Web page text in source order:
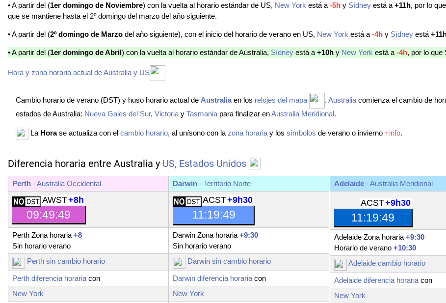
• A partir del (1er domingo de Noviembre) con la vuelta al horario estándar de US, New York está a -5h y Sídney está a +11h, por lo
que se mantiene hasta el 2º domingo del marzo del año siguiente.
• A partir del (2º domingo de Marzo del año siguiente), con el inicio del horario de verano en US, New York está a -4h y Sídney está
• A partir del (1er domingo de Abril) con la vuelta al horario estándar de Australia, Sídney está a +10h y New York está a -4h, por lo que
Hora y zona horaria actual de Australia y US
Cambio horario de verano (DST) y huso horario actual de Australiaen los relojes del mapa . Australia comienza el cambio de
estados de Australia: Nueva Gales del Sur, Victoria y Tasmania para finalizar enAustralia Meridional.
La Horase actualiza con el cambio horario, al unísono con la zona horaria y los símbolos de verano o invierno +info.
Diferencia horaria entre Australia y US, Estados Unidos
Perth -Australia Occidental Darwin - Territorio Norte
AWST+8h
09:49:50
ACST+9h30
11:19:50
Perth Zona horaria +8
Sin horario verano
Darwin Zona horaria +9:30
Sin horario verano
Perth sin cambio horario
Darwin sin cambio horario
Perth diferencia horaria con Darwin diferencia horaria con
New York
New York
Adelaide-Australia Meridional
ACST+9h30
11:19:50
Adelaide Zona horaria +9:30
Horario de verano +10:30
Adelaide cambio horario
Adelaide diferencia horariacon
New York